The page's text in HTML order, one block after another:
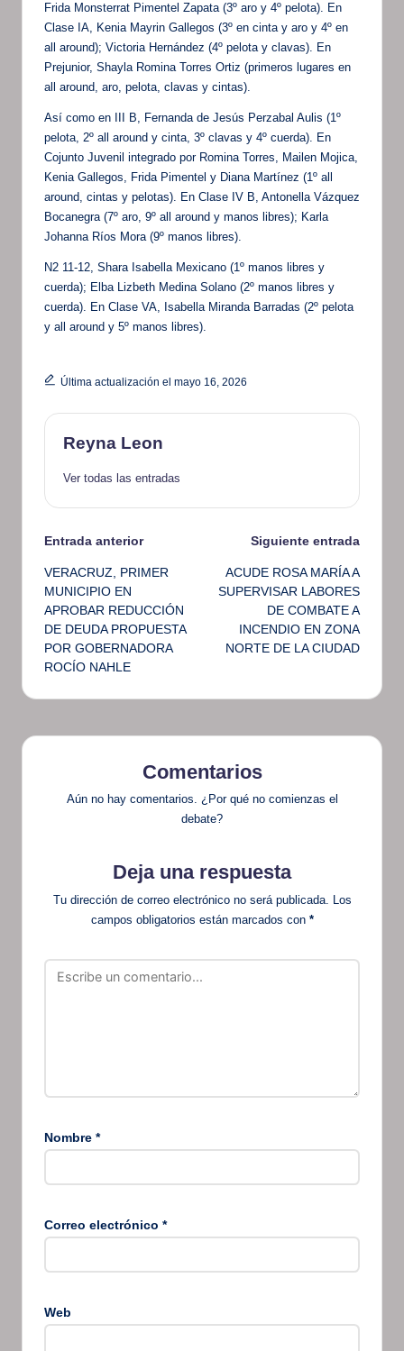
Frida Monsterrat Pimentel Zapata (3º aro y 4º pelota). En
Clase IA, Kenia Mayrin Gallegos (3º en cinta y aro y 4º en
all around); Victoria Hernández (4º pelota y clavas). En
Prejunior, Shayla Romina Torres Ortiz (primeros lugares en
all around, aro, pelota, clavas y cintas).
Así como en III B, Fernanda de Jesús Perzabal Aulis (1º
pelota, 2º all around y cinta, 3º clavas y 4º cuerda). En
Cojunto Juvenil integrado por Romina Torres, Mailen Mojica,
Kenia Gallegos, Frida Pimentel y Diana Martínez (1º all
around, cintas y pelotas). En Clase IV B, Antonella Vázquez
Bocanegra (7º aro, 9º all around y manos libres); Karla
Johanna Ríos Mora (9º manos libres).
N2 11-12, Shara Isabella Mexicano (1º manos libres y
cuerda); Elba Lizbeth Medina Solano (2º manos libres y
cuerda). En Clase VA, Isabella Miranda Barradas (2º pelota
y all around y 5º manos libres).
Última actualización el mayo 16, 2026
Reyna Leon
Ver todas las entradas
Navegación
de
entradas
Entrada anterior
VERACRUZ, PRIMER
MUNICIPIO EN
APROBAR REDUCCIÓN
DE DEUDA PROPUESTA
POR GOBERNADORA
ROCÍO NAHLE
Siguiente entrada
ACUDE ROSA MARÍA A
SUPERVISAR LABORES
DE COMBATE A
INCENDIO EN ZONA
NORTE DE LA CIUDAD
Comentarios
Aún no hay comentarios. ¿Por qué no comienzas el
debate?
Deja una respuesta
Tu dirección de correo electrónico no será publicada. Los
campos obligatorios están marcados con *
Nombre *
Correo electrónico *
Web